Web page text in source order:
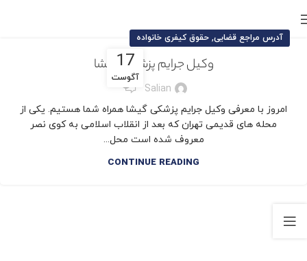
17
آگوست
آدرس مراجع قضایی, حقوق کیفری خانواده
وکیل جرایم پزشکی گیشا
Salian
امروز با معرفی وکیل جرایم پزشکی گیشا همراه شما هستیم. یکی از
محله های قدیمی تهران که بعد از انقلاب اسلامی به کوی نصر
معروف شده است محل...
CONTINUE READING